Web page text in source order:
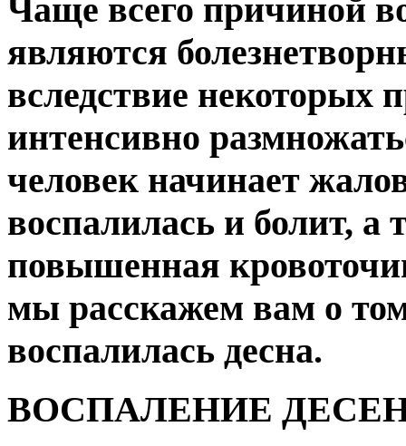
Чаще всего причиной
являются
вследствие
интенсивно
человек начинает
воспалилась и болит, а
повышенная
мы расскажем вам о
воспалилась десна.
ВОСПАЛЕНИЕ